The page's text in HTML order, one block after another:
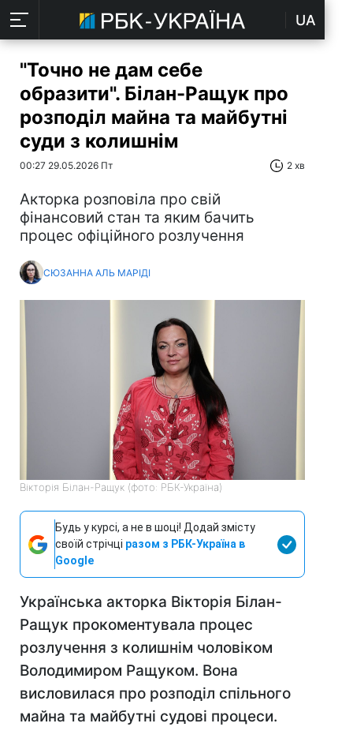
UA
"Точно не дам себе
образити". Білан-Ращук про
розподіл майна та майбутні
суди з колишнім
00:27 29.05.2026 Пт 2 хв
Акторка розповіла про свій
фінансовий стан та яким бачить
процес офіційного розлучення
СЮЗАННА АЛЬ МАРІДІ
Вікторія Білан-Ращук (фото: РБК-Україна)
Будь у курсі, а не в шоці! Додай змісту
своїй стрічці разом з РБК-Україна в
Google
Українська акторка Вікторія Білан-
Ращук прокоментувала процес
розлучення з колишнім чоловіком
Володимиром Ращуком. Вона
висловилася про розподіл спільного
майна та майбутні судові процеси.